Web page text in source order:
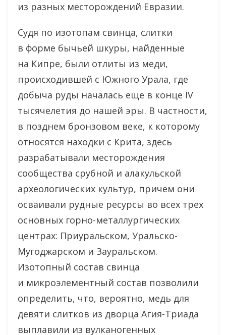
из разных месторождений Евразии.
Судя по изотопам свинца, слитки
в форме бычьей шкуры, найденные
на Кипре, были отлиты из меди,
происходившей с Южного Урала, где
добыча руды началась еще в конце IV
тысячелетия до нашей эры. В частности,
в позднем бронзовом веке, к которому
относятся находки с Крита, здесь
разрабатывали месторождения
сообщества срубной и алакульской
археологических культур, причем они
осваивали рудные ресурсы во всех трех
основных горно-металлургических
центрах: Приуральском, Уральско-
Мугоджарском и Зауральском.
Изотопный состав свинца
и микроэлементный состав позволили
определить, что, вероятно, медь для
девяти слитков из дворца Агия-Триада
выплавили из вулканогенных